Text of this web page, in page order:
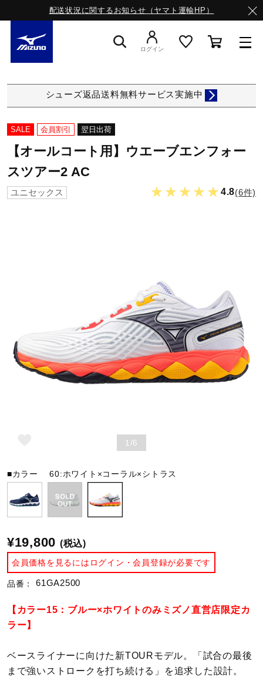
配送状況に関するお知らせ（ヤマト運輸HP）
スニーカー
ライフスタイルウエア
ランニング
ゴルフ
スイム
テニス／ソフトテニス
陸上競技
ログイン
シューズ返品送料無料サービス実施中
SALE 会員割引 翌日出荷
【オールコート用】ウエーブエンフォー
スツアー2 AC
ユニセックス ★★★★★ 4.8(6件)
1/6
■カラー60:ホワイト×コーラル×シトラス
¥19,800 (税込)
会員価格を見るにはログイン・会員登録が必要です
品番： 61GA2500
【カラー15：ブルー×ホワイトのみミズノ直営店限定カ
ラー】
ベースライナーに向けた新TOURモデル。「試合の最後
まで強いストロークを打ち続ける」を追求した設計。